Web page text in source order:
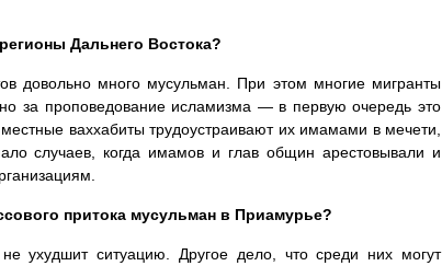
Дальнего Востока?
довольно много мусульман. При этом многие мигранты
за проповедование исламизма — в первую очередь это
ваххабиты трудоустраивают их имамами в мечети,
случаев, когда имамов и глав общин арестовывали и
притока мусульман в Приамурье?
ухудшит ситуацию. Другое дело, что среди них могут